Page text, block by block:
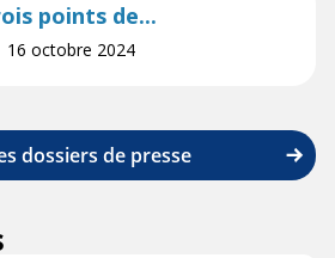
points de...
16 octobre 2024
dossiers de presse